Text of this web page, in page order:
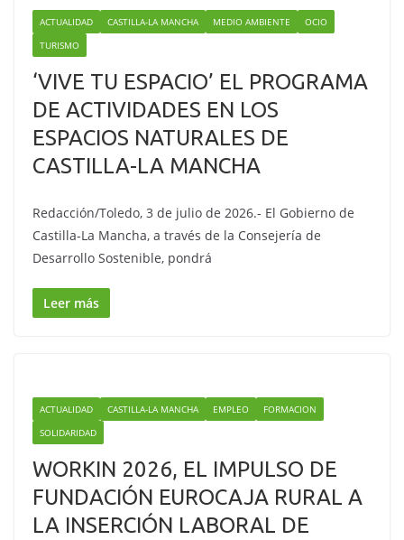
ACTUALIDAD CASTILLA-LA MANCHA MEDIO AMBIENTE
OCIO
TURISMO
‘VIVE TU ESPACIO’ EL PROGRAMA
DE ACTIVIDADES EN LOS
ESPACIOS NATURALES DE
CASTILLA-LA MANCHA
Redacción/Toledo, 3 de julio de 2026.- El Gobierno de
Castilla-La Mancha, a través de la Consejería de
Desarrollo Sostenible, pondrá
Leer más
ACTUALIDAD CASTILLA-LA MANCHA EMPLEO
FORMACION
SOLIDARIDAD
WORKIN 2026, EL IMPULSO DE
FUNDACIÓN EUROCAJA RURAL A
LA INSERCIÓN LABORAL DE